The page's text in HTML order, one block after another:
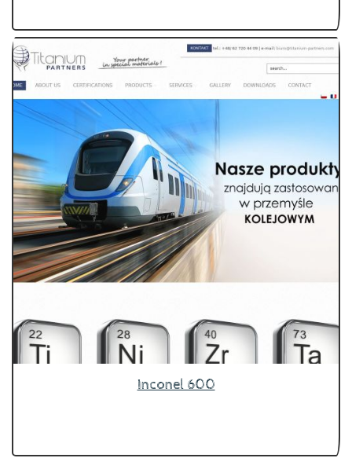
Inconel 600